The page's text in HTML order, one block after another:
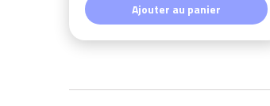
Ajouter au panier